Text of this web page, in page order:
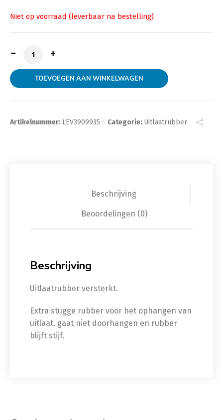
Uitlaatrubber versterkt 909935 aantal
TOEVOEGEN AAN WINKELWAGEN
Artikelnummer: LEV3909935 Categorie: Uitlaatrubber
Beschrijving
Beoordelingen (0)
Beschrijving
Uitlaatrubber versterkt.
Extra stugge rubber voor het ophangen van
uitlaat. gaat niet doorhangen en rubber
blijft stijf.